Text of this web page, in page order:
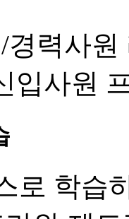
경력사
입사원
로 학습